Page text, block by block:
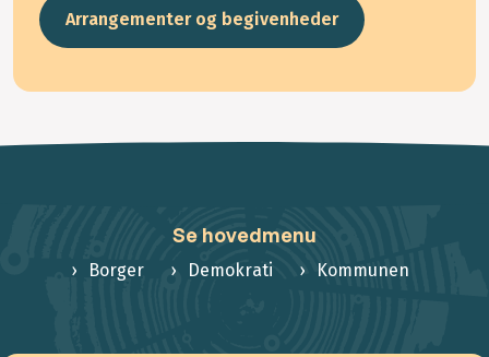
Arrangementer og begivenheder
Se hovedmenu
Borger Demokrati Kommunen